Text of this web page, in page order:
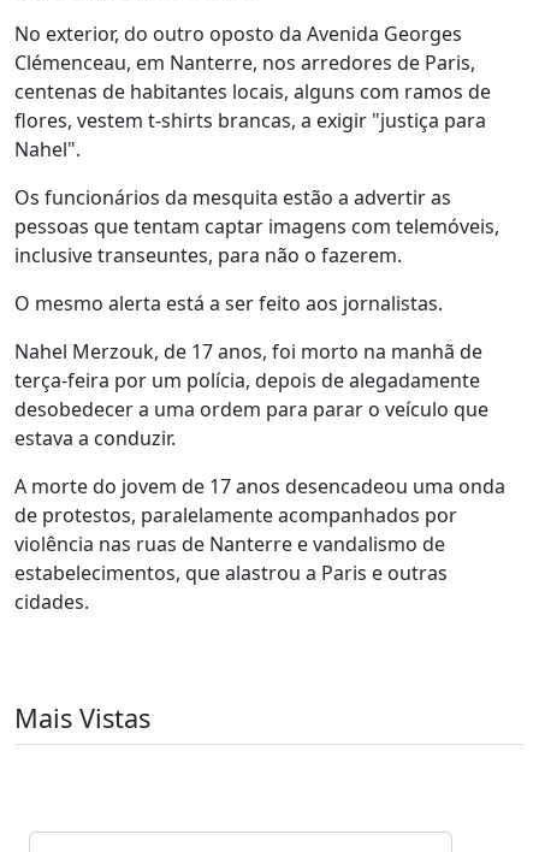
No exterior, do outro oposto da Avenida Georges
Clémenceau, em Nanterre, nos arredores de Paris,
centenas de habitantes locais, alguns com ramos de
flores, vestem t-shirts brancas, a exigir "justiça para
Nahel".
Os funcionários da mesquita estão a advertir as
pessoas que tentam captar imagens com telemóveis,
inclusive transeuntes, para não o fazerem.
O mesmo alerta está a ser feito aos jornalistas.
Nahel Merzouk, de 17 anos, foi morto na manhã de
terça-feira por um polícia, depois de alegadamente
desobedecer a uma ordem para parar o veículo que
estava a conduzir.
A morte do jovem de 17 anos desencadeou uma onda
de protestos, paralelamente acompanhados por
violência nas ruas de Nanterre e vandalismo de
estabelecimentos, que alastrou a Paris e outras
cidades.
Mais Vistas